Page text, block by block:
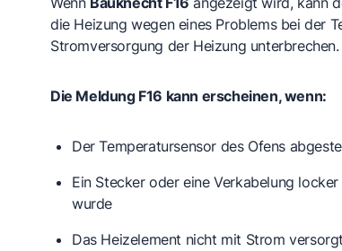
die Heizung wegen eines Problems bei der
Stromversorgung der Heizung unterbrechen.
Die Meldung F16 kann erscheinen, wenn:
Der Temperatursensor des Ofens
Ein Stecker oder eine Verkabelung
wurde
Das Heizelement nicht mit Strom